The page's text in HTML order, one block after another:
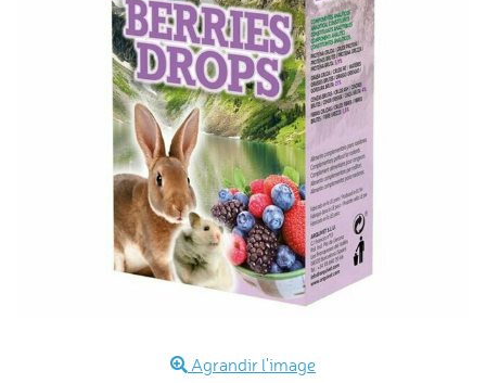
Agrandir l'image